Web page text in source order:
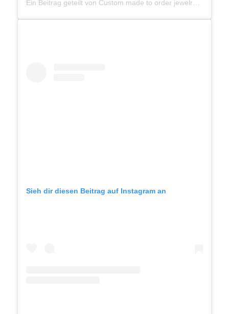
Sieh dir diesen Beitrag auf Instagram an